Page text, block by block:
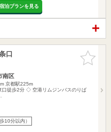
泊プランを見る
お気に入
りに追加
口
南区
京都駅225m
口徒歩2分 ◇ 空港リムジンバスのりば
10分以内）